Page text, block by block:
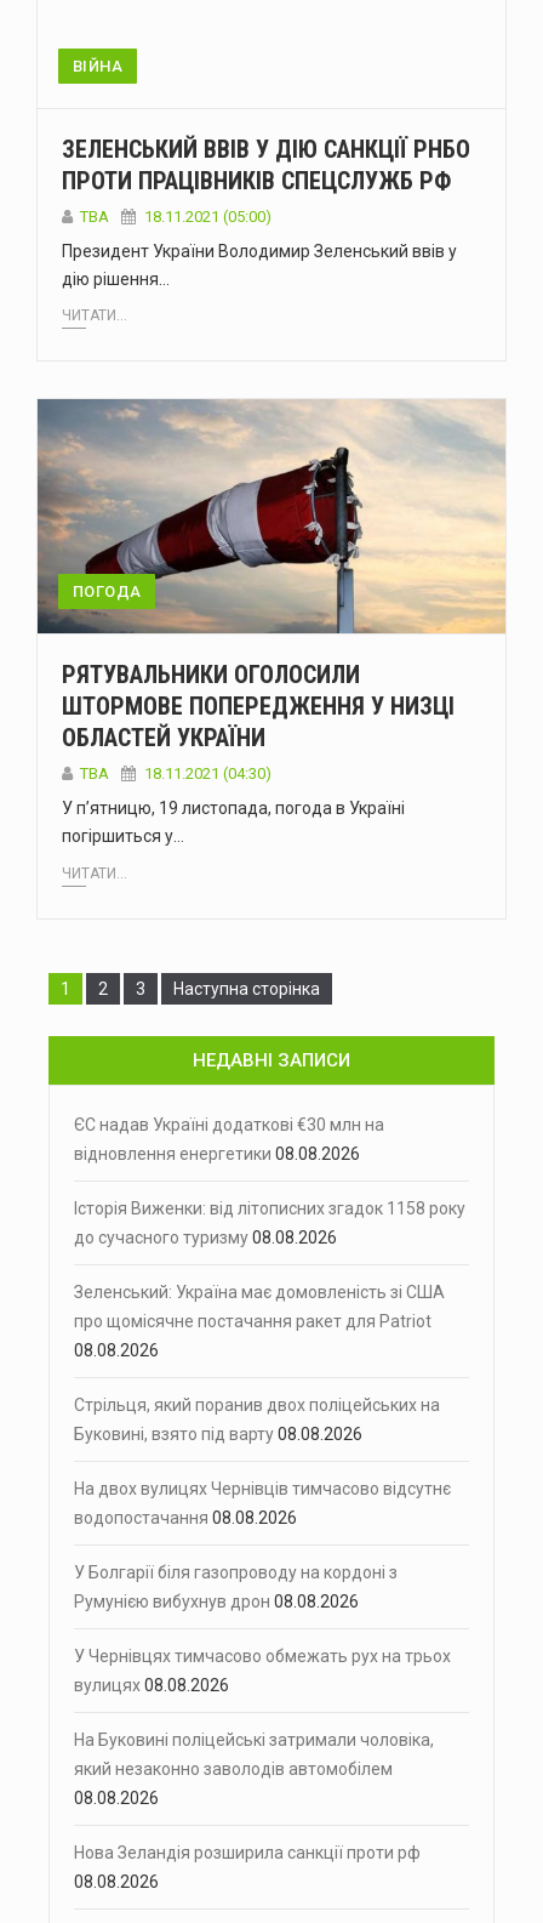
ВІЙНА
ЗЕЛЕНСЬКИЙ ВВІВ У ДІЮ САНКЦІЇ РНБО
ПРОТИ ПРАЦІВНИКІВ СПЕЦСЛУЖБ РФ
ТВА 18.11.2021 (05:00)
Президент України Володимир Зеленський ввів у
дію рішення…
ЧИТАТИ...
ПОГОДА
РЯТУВАЛЬНИКИ ОГОЛОСИЛИ
ШТОРМОВЕ ПОПЕРЕДЖЕННЯ У НИЗЦІ
ОБЛАСТЕЙ УКРАЇНИ
ТВА 18.11.2021 (04:30)
У п’ятницю, 19 листопада, погода в Україні
погіршиться у…
ЧИТАТИ...
Сторінка
1 Сторінка
2 Сторінка
3 Наступна сторінка
НЕДАВНІ ЗАПИСИ
ЄС надав Україні додаткові €30 млн на
відновлення енергетики 08.08.2026
Історія Виженки: від літописних згадок 1158 року
до сучасного туризму08.08.2026
Зеленський: Україна має домовленість зі США
про щомісячне постачання ракет для Patriot
08.08.2026
Стрільця, який поранив двох поліцейських на
Буковині, взято під варту08.08.2026
На двох вулицях Чернівців тимчасово відсутнє
водопостачання 08.08.2026
У Болгарії біля газопроводу на кордоні з
Румунією вибухнув дрон 08.08.2026
У Чернівцях тимчасово обмежать рух на трьох
вулицях08.08.2026
На Буковині поліцейські затримали чоловіка,
який незаконно заволодів автомобілем
08.08.2026
Нова Зеландія розширила санкції проти рф
08.08.2026